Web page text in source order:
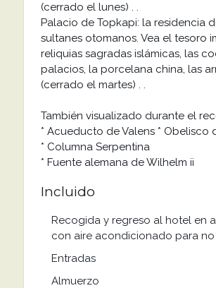
(cerrado el lunes) . .
Palacio de Topkapi: la residencia
sultanes otomanos. Vea el tesoro
reliquias sagradas islámicas, las
palacios, la porcelana china, las
(cerrado el martes) . .
También visualizado durante el
* Acueducto de Valens * Obelisco
* Columna Serpentina
* Fuente alemana de Wilhelm ii
Incluido
Recogida y regreso al hotel en
con aire acondicionado para
Entradas
Almuerzo